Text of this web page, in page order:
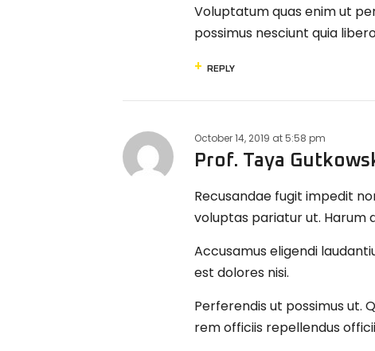
Voluptatum quas enim ut
possimus nesciunt quia
REPLY
October 14, 2019 at5:58 pm
Prof. Taya
Recusandae fugit impedit
voluptas pariatur ut. Harum
Accusamus eligendi
est dolores nisi.
Perferendis ut possimus ut.
rem officiis repellendus